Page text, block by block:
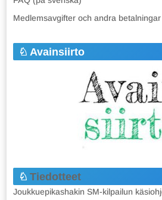
Medlemsavgifter och andra betalningar
Avainsiirto
Tiedotteet
Joukkuepikashakin SM-kilpailun